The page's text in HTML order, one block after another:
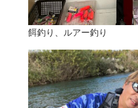
餌釣り、ルアー釣り